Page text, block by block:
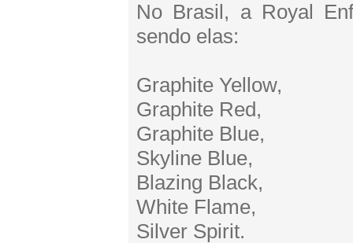
No Brasil, a Royal
sendo elas:
Graphite Yellow,
Graphite Red,
Graphite Blue,
Skyline Blue,
Blazing Black,
White Flame,
Silver Spirit.